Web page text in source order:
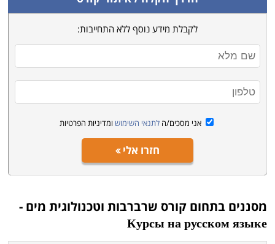
לקבלת מידע נוסף ללא התחייבות:
אני מסכים/ה לתנאי השימוש ומדיניות הפרטיות
חזרו אלי
מסננים בתחום קורס שרברבות וטכנולוגית מים -
Курсы на русском языке